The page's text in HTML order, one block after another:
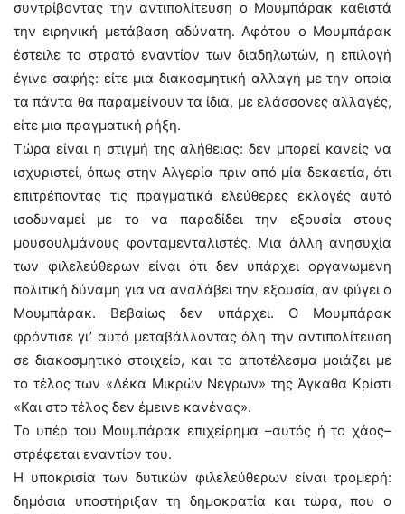
συντρίβοντας την αντιπολίτευση ο Μουμπάρακ καθιστά
την ειρηνική μετάβαση αδύνατη. Αφότου ο Μουμπάρακ
έστειλε το στρατό εναντίον των διαδηλωτών, η επιλογή
έγινε σαφής: είτε μια διακοσμητική αλλαγή με την οποία
τα πάντα θα παραμείνουν τα ίδια, με ελάσσονες αλλαγές,
είτε μια πραγματική ρήξη.
Τώρα είναι η στιγμή της αλήθειας: δεν μπορεί κανείς να
ισχυριστεί, όπως στην Αλγερία πριν από μία δεκαετία, ότι
επιτρέποντας τις πραγματικά ελεύθερες εκλογές αυτό
ισοδυναμεί με το να παραδίδει την εξουσία στους
μουσουλμάνους φονταμενταλιστές. Μια άλλη ανησυχία
των φιλελεύθερων είναι ότι δεν υπάρχει οργανωμένη
πολιτική δύναμη για να αναλάβει την εξουσία, αν φύγει ο
Μουμπάρακ. Βεβαίως δεν υπάρχει. Ο Μουμπάρακ
φρόντισε γι’ αυτό μεταβάλλοντας όλη την αντιπολίτευση
σε διακοσμητικό στοιχείο, και το αποτέλεσμα μοιάζει με
το τέλος των «Δέκα Μικρών Νέγρων» της Άγκαθα Κρίστι
«Και στο τέλος δεν έμεινε κανένας».
Το υπέρ του Μουμπάρακ επιχείρημα –αυτός ή το χάος–
στρέφεται εναντίον του.
Η υποκρισία των δυτικών φιλελεύθερων είναι τρομερή:
δημόσια υποστήριξαν τη δημοκρατία και τώρα, που ο